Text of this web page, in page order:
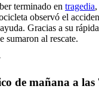
terminado en tragedia
observó el
Gracias a su
sumaron al rescate.
de mañana a las